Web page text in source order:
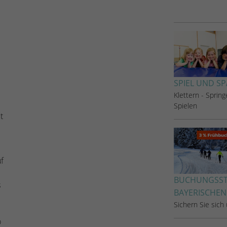
SPIEL UND
Klettern -
Spielen
Sichern Sie
installiert. Das Cookie wird verwendet, um
Informationen darüber zu speichern, wie
Besucher eine Website nutzen, und hilft bei der
Erstellung eines Analyseberichts darüber, wie es
der Website geht. Die erhobenen Daten
aus der sie stammen, und die Seiten in